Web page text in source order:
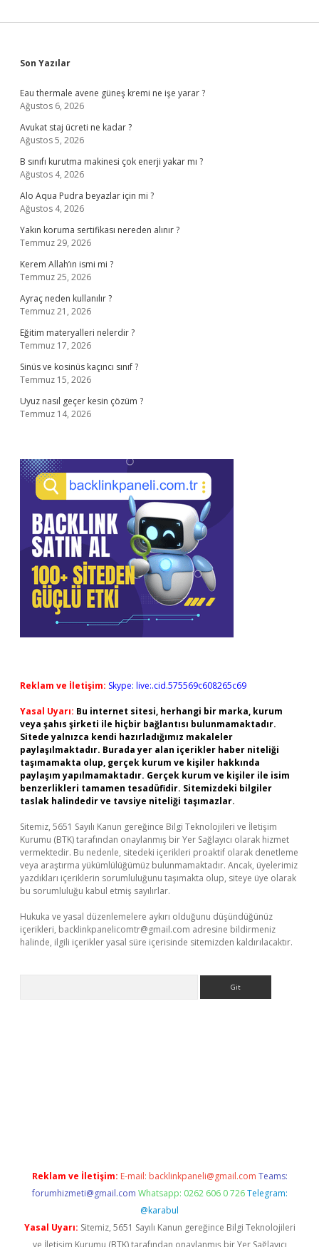
Sidebar
Son Yazılar
Eau thermale avene güneş kremi ne işe yarar ?
Ağustos 6, 2026
Avukat staj ücreti ne kadar ?
Ağustos 5, 2026
B sınıfı kurutma makinesi çok enerji yakar mı ?
Ağustos 4, 2026
Alo Aqua Pudra beyazlar için mi ?
Ağustos 4, 2026
Yakın koruma sertifikası nereden alınır ?
Temmuz 29, 2026
Kerem Allah’ın ismi mi ?
Temmuz 25, 2026
Ayraç neden kullanılır ?
Temmuz 21, 2026
Eğitim materyalleri nelerdir ?
Temmuz 17, 2026
Sinüs ve kosinüs kaçıncı sınıf ?
Temmuz 15, 2026
Uyuz nasıl geçer kesin çözüm ?
Temmuz 14, 2026
Reklam ve İletişim: Skype: live:.cid.575569c608265c69
Yasal Uyarı: Bu internet sitesi, herhangi bir marka, kurum
veya şahıs şirketi ile hiçbir bağlantısı bulunmamaktadır.
Sitede yalnızca kendi hazırladığımız makaleler
paylaşılmaktadır. Burada yer alan içerikler haber niteliği
taşımamakta olup, gerçek kurum ve kişiler hakkında
paylaşım yapılmamaktadır. Gerçek kurum ve kişiler ile isim
benzerlikleri tamamen tesadüfidir. Sitemizdeki bilgiler
taslak halindedir ve tavsiye niteliği taşımazlar.
Sitemiz, 5651 Sayılı Kanun gereğince Bilgi Teknolojileri ve İletişim
Kurumu (BTK) tarafından onaylanmış bir Yer Sağlayıcı olarak hizmet
vermektedir. Bu nedenle, sitedeki içerikleri proaktif olarak denetleme
veya araştırma yükümlülüğümüz bulunmamaktadır. Ancak, üyelerimiz
yazdıkları içeriklerin sorumluluğunu taşımakta olup, siteye üye olarak
bu sorumluluğu kabul etmiş sayılırlar.
Hukuka ve yasal düzenlemelere aykırı olduğunu düşündüğünüz
içerikleri, backlinkpanelicomtr@gmail.com adresine bildirmeniz
halinde, ilgili içerikler yasal süre içerisinde sitemizden kaldırılacaktır.
Reklam ve İletişim: E-mail: backlinkpaneli@gmail.com Teams:
forumhizmeti@gmail.com Whatsapp: 0262 606 0 726 Telegram:
@karabul
Yasal Uyarı: Sitemiz, 5651 Sayılı Kanun gereğince Bilgi Teknolojileri
ve İletişim Kurumu (BTK) tarafından onaylanmış bir Yer Sağlayıcı